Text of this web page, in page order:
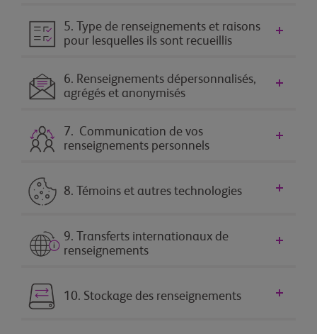
5. Type de renseignements et raisons
pour lesquelles ils sont recueillis
6. Renseignements dépersonnalisés,
agrégés et anonymisés
7. Communication de vos
renseignements personnels
8. Témoins et autres technologies
9. Transferts internationaux de
renseignements
10. Stockage des renseignements